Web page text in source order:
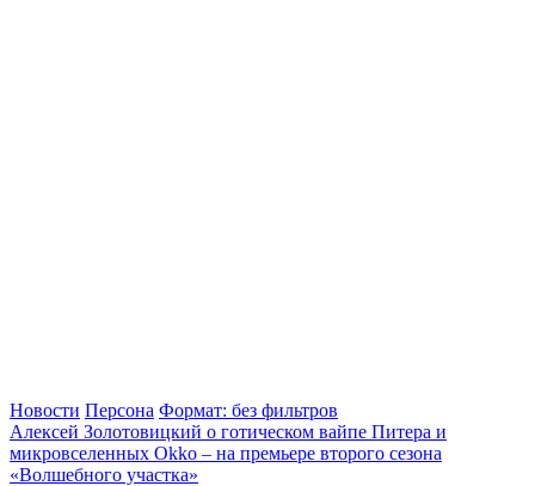
Новости Персона Формат: без фильтров
Алексей Золотовицкий о готическом вайпе Питера и
микровселенных Okko – на премьере второго сезона
«Волшебного участка»